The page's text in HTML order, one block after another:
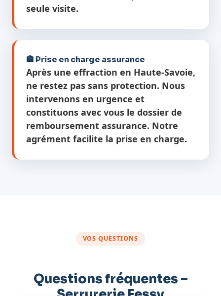
seule visite.
🏦 Prise en charge assurance
Après une effraction en Haute-Savoie,
ne restez pas sans protection. Nous
intervenons en urgence et
constituons avec vous le dossier de
remboursement assurance. Notre
agrément facilite la prise en charge.
VOS QUESTIONS
Questions fréquentes –